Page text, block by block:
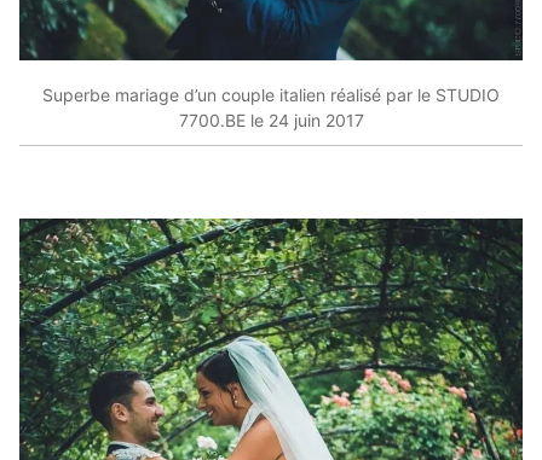
Superbe mariage d’un couple italien réalisé par le STUDIO
7700.BE le 24 juin 2017